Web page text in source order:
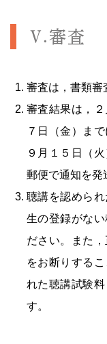
Ⅴ.審査
審査は，書類審
審査結果は，
７日（金）ま
９月１５日（
郵便で通知を発
聴講を認めら
生の登録がな
ださい。また
をお断りする
れた聴講試験
す。